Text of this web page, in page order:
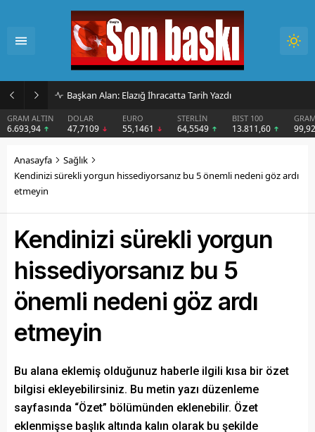
İmar Kararı Mahkemeye Taşındı
DOLAR
47,7109
EURO
55,1461
STERLİN
64,5549
BIST 100
13.811,60
GRAM GÜMÜŞ
99,92
Anasayfa
Sağlık
Kendinizi sürekli yorgun hissediyorsanız bu 5 önemli nedeni göz ardı
etmeyin
Kendinizi sürekli yorgun
hissediyorsanız bu 5
önemli nedeni göz ardı
etmeyin
Bu alana eklemiş olduğunuz haberle ilgili kısa bir özet
bilgisi ekleyebilirsiniz. Bu metin yazı düzenleme
sayfasında “Özet” bölümünden eklenebilir. Özet
eklenmişse başlık altında kalın olarak bu şekilde